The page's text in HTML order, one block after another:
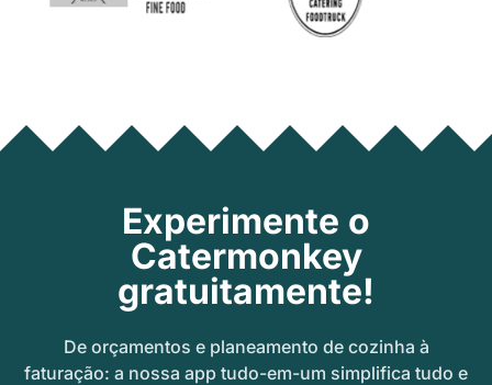
Experimente o
Catermonkey
gratuitamente!
De orçamentos e planeamento de cozinha à
faturação: a nossa app tudo-em-um simplifica tudo e